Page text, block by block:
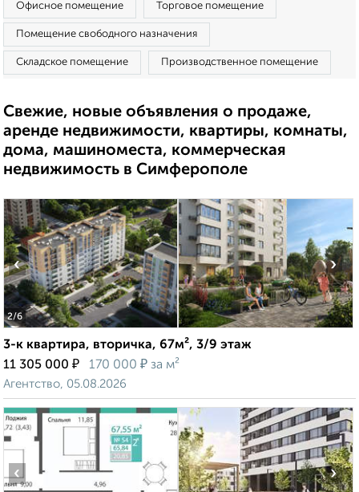
Офисное помещение Торговое помещение
Помещение свободного назначения
Складское помещение Производственное помещение
Свежие, новые объявления о продаже,
аренде недвижимости, квартиры, комнаты,
дома, машиноместа, коммерческая
недвижимость в Симферополе
2/6
‹ ›
3-к квартира, вторичка, 67м², 3/9 этаж
11 305 000 ₽ 170 000 ₽ за м²
Агентство, 05.08.2026
‹ ›